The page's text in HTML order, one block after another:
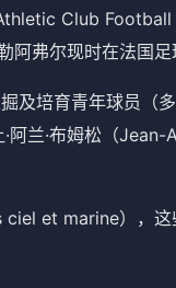
甲
Club
阿弗尔现时在法国
及培育青年球员（
阿兰·布姆松（
ciel et marine），